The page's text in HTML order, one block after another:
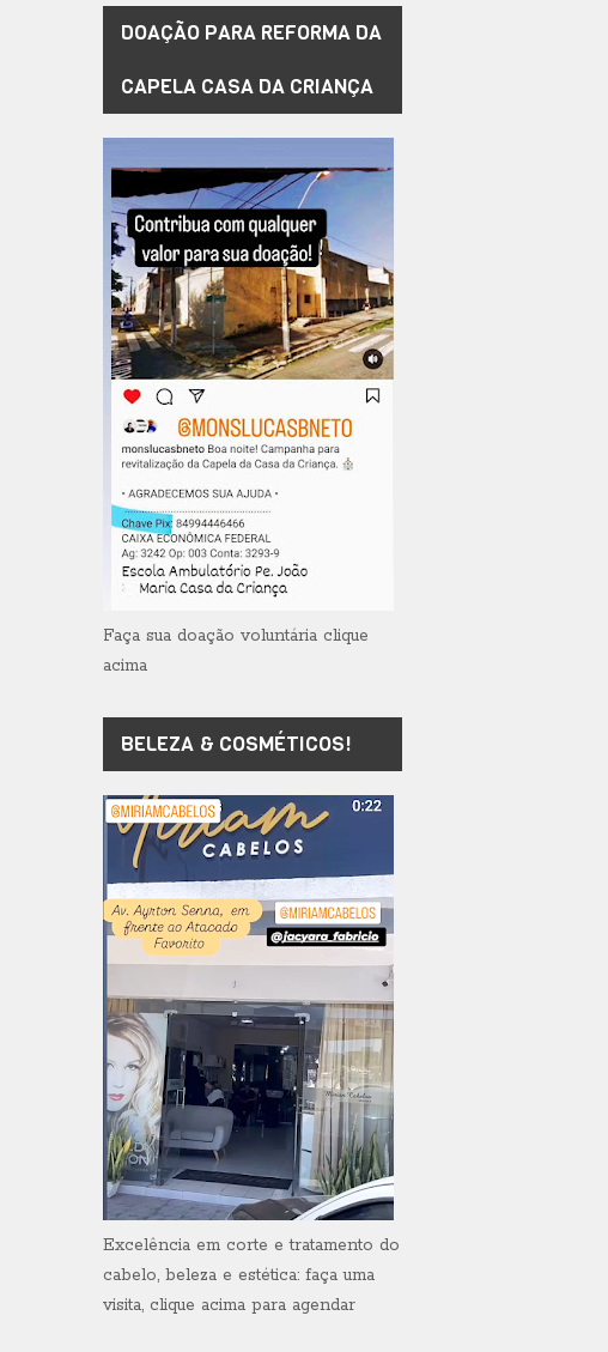
DOAÇÃO PARA REFORMA DA
CAPELA CASA DA CRIANÇA
Faça sua doação voluntária clique
acima
BELEZA & COSMÉTICOS!
Excelência em corte e tratamento do
cabelo, beleza e estética: faça uma
visita, clique acima para agendar